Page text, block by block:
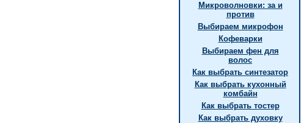
Микроволновки: за и
против
Выбираем микрофон
Кофеварки
Выбираем фен для
волос
Как выбрать синтезатор
Как выбрать кухонный
комбайн
Как выбрать тостер
Как выбрать духовку